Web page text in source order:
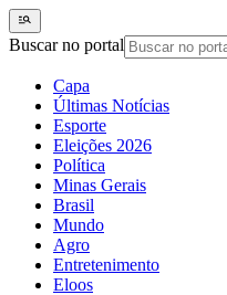
Buscar no portal
Capa
Últimas Notícias
Esporte
Eleições 2026
Política
Minas Gerais
Brasil
Mundo
Agro
Entretenimento
Eloos